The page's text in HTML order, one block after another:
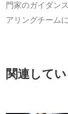
門家のガイダン
アリングチーム
関連して